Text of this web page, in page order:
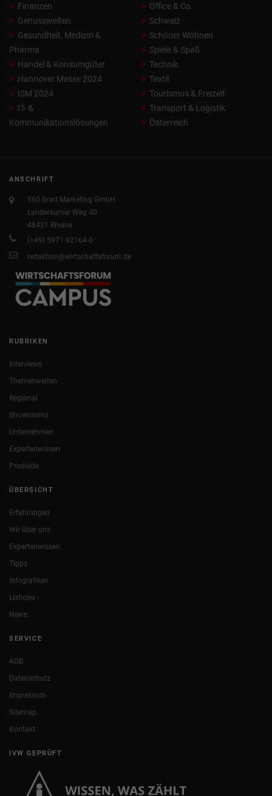
Finanzen
Genusswelten
Gesundheit, Medizin &
Pharma
Handel & Konsumgüter
Hannover Messe 2024
ISM 2024
IT- &
Kommunikationslösungen
Office & Co.
Schweiz
Schöner Wohnen
Spiele & Spaß
Technik
Textil
Tourismus & Freizeit
Transport & Logistik
Österreich
ANSCHRIFT
360 Grad Marketing GmbH
Landersumer Weg 40
48431 Rheine
(+49) 5971 92164-0
redaktion@wirtschaftsforum.de
RUBRIKEN
Interviews
Themenwelten
Regional
Showrooms
Unternehmen
Expertenwissen
Produkte
ÜBERSICHT
Erfahrungen
Wir über uns
Expertenwissen
Tipps
Infografiken
Listicles
News
SERVICE
AGB
Datenschutz
Impressum
Sitemap
Kontakt
IVW GEPRÜFT